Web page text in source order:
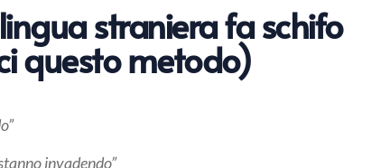
straniera fa schifo
questo metodo)
invadendo”